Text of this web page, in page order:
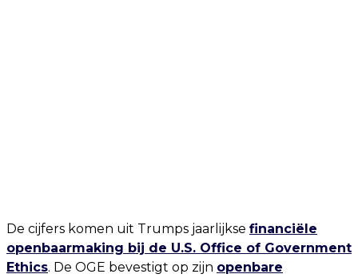
De cijfers komen uit Trumps jaarlijkse financiële
openbaarmaking bij de U.S. Office of Government
Ethics. De OGE bevestigt op zijn openbare